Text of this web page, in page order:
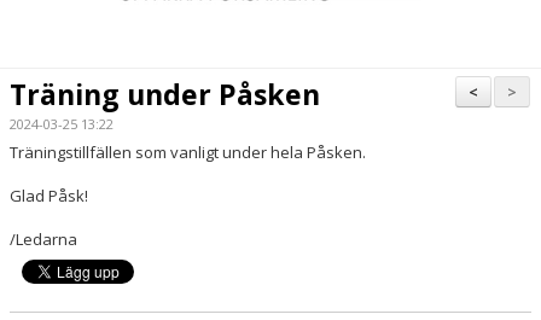
TRUPPEN
BILDGALLERI
KONTAKT
>
<
Träning under Påsken
2024-03-25 13:22
Träningstillfällen som vanligt under hela Påsken.
Glad Påsk!
/Ledarna